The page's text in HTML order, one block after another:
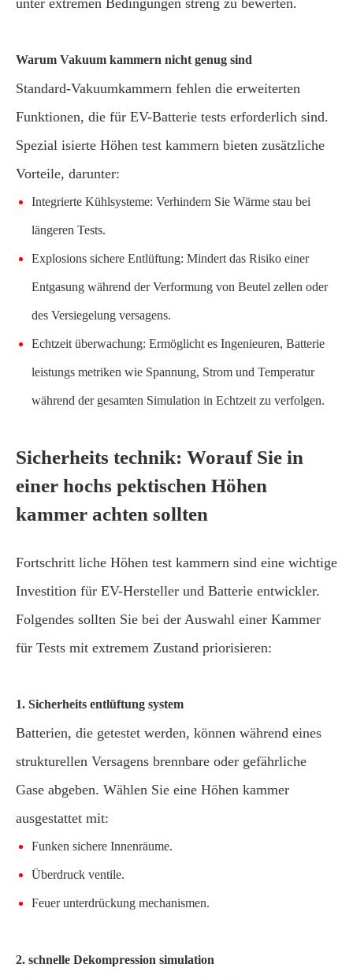
Warum Vakuum kammern nicht genug sind
Standard-Vakuumkammern fehlen die erweiterten
Funktionen, die für EV-Batterie tests erforderlich sind.
Spezial isierte Höhen test kammern bieten zusätzliche
Vorteile, darunter:
Integrierte Kühlsysteme: Verhindern Sie Wärme stau bei
längeren Tests.
Explosions sichere Entlüftung: Mindert das Risiko einer
Entgasung während der Verformung von Beutel zellen oder
des Versiegelung versagens.
Echtzeit überwachung: Ermöglicht es Ingenieuren, Batterie
leistungs metriken wie Spannung, Strom und Temperatur
während der gesamten Simulation in Echtzeit zu verfolgen.
Sicherheits technik: Worauf Sie in
einer hochs pektischen Höhen
kammer achten sollten
Fortschritt liche Höhen test kammern sind eine wichtige
Investition für EV-Hersteller und Batterie entwickler.
Folgendes sollten Sie bei der Auswahl einer Kammer
für Tests mit extremem Zustand priorisieren:
1. Sicherheits entlüftung system
Batterien, die getestet werden, können während eines
strukturellen Versagens brennbare oder gefährliche
Gase abgeben. Wählen Sie eine Höhen kammer
ausgestattet mit:
Funken sichere Innenräume.
Überdruck ventile.
Feuer unterdrückung mechanismen.
2. schnelle Dekompression simulation